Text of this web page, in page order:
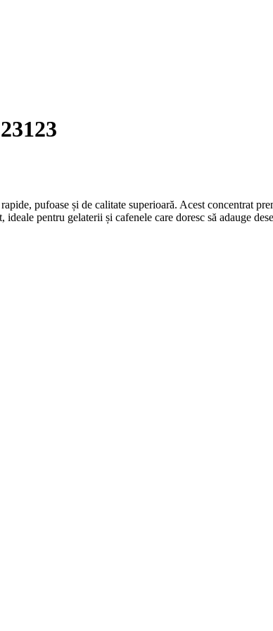
pufoase și de calitate superioară. Acest concentrat
pentru gelaterii și cafenele care doresc să adauge